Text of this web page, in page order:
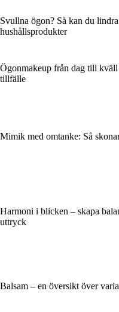
Svullna ögon? Så kan du
hushållsprodukter
Ögonmakeup från dag till
tillfälle
Mimik med omtanke: Så
Harmoni i blicken – skapa
uttryck
Balsam – en översikt över